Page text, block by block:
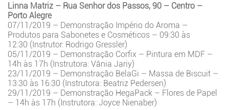
Linna Matriz – Rua Senhor dos Passos, 90 – Centro –
Porto Alegre
07/11/2019 – Demonstração Império do Aroma –
Produtos para Sabonetes e Cosméticos – 09:30 às
12:30 (Instrutor: Rodrigo Gressler)
05/11/2019 – Demonstração Corfix – Pintura em MDF –
14h às 17h (Instrutora: Vânia Jariy)
23/11/2019 – Demonstração BelaGi – Massa de Biscuit –
13:30 às 16:30 (Instrutora: Beatriz Pedersen)
29/11/2019 – Demonstração HegaPack – Flores de Papel
– 14h às 17h (Instrutora: Joyce Nienaber)